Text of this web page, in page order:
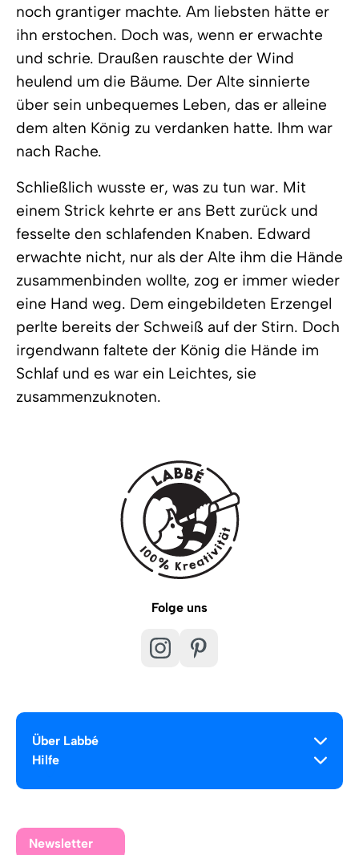
noch grantiger machte. Am liebsten hätte er
ihn erstochen. Doch was, wenn er erwachte
und schrie. Draußen rauschte der Wind
heulend um die Bäume. Der Alte sinnierte
über sein unbequemes Leben, das er alleine
dem alten König zu verdanken hatte. Ihm war
nach Rache.
Schließlich wusste er, was zu tun war. Mit
einem Strick kehrte er ans Bett zurück und
fesselte den schlafenden Knaben. Edward
erwachte nicht, nur als der Alte ihm die Hände
zusammenbinden wollte, zog er immer wieder
eine Hand weg. Dem eingebildeten Erzengel
perlte bereits der Schweiß auf der Stirn. Doch
irgendwann faltete der König die Hände im
Schlaf und es war ein Leichtes, sie
zusammenzuknoten.
Folge uns
Über Labbé
Hilfe
Newsletter